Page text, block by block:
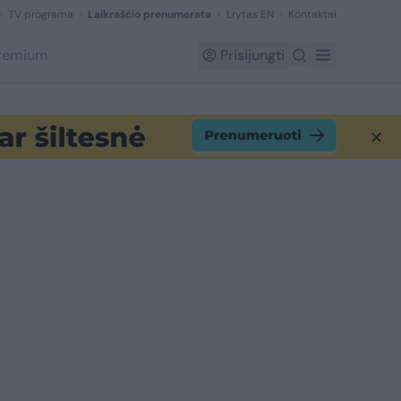
TV programa Laikraščio prenumerata Lrytas EN Kontaktai
Prisijungti